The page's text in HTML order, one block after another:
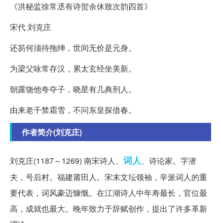
《洪秘监徐常丞有诗贺余休致次韵四首》
宋代 刘克庄
还笏何须待拖绅，世间无价是元身。
为梁父咏常存汉，累太玄经坐美新。
朝露饶他夸夺子，晓星有几典刑人。
由来老干禁霜雪，不问东皇探借春。
作者简介(刘克庄)
刘克庄(1187～1269) 南宋诗人、 词人、诗论家。字潜
夫，号后村。福建莆田人。宋末文坛领袖，辛派词人的重
要代表，词风豪迈慷慨。在江湖诗人中年寿最长，官位最
高，成就也最大。晚年致力于辞赋创作，提出了许多革新